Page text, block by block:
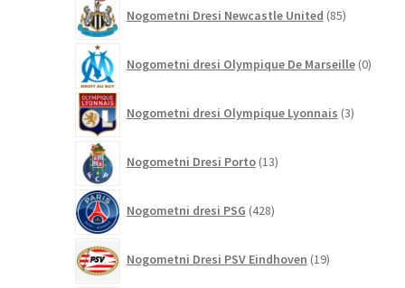
Nogometni Dresi Newcastle United 85izdelkov
Nogometni dresi Olympique De Marseille 0
Nogometni dresi Olympique Lyonnais 3izdelki
Nogometni Dresi Porto 13izdelkov
Nogometni dresi PSG 428izdelkov
Nogometni Dresi PSV Eindhoven 19izdelkov